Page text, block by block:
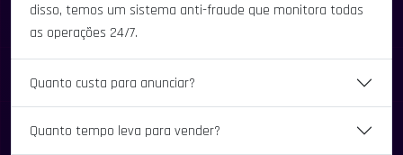
disso, temos um sistema anti-fraude que monitora todas
as operações 24/7.
Quanto custa para anunciar?
Quanto tempo leva para vender?